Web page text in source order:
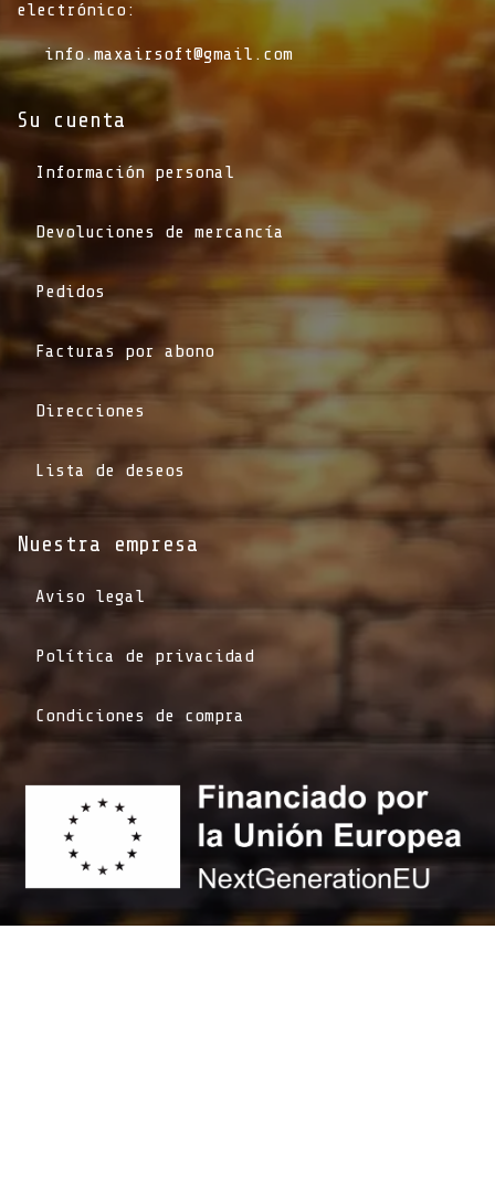
electrónico:
info.maxairsoft@gmail.com
Su cuenta
Información personal
Devoluciones de mercancía
Pedidos
Facturas por abono
Direcciones
Lista de deseos
Nuestra empresa
Aviso legal
Política de privacidad
Condiciones de compra